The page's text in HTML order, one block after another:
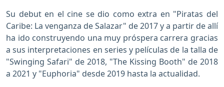
Su debut en el cine se dio como extra en "Piratas del
Caribe: La venganza de Salazar" de 2017 y a partir de allí
ha ido construyendo una muy próspera carrera gracias
a sus interpretaciones en series y películas de la talla de
"Swinging Safari" de 2018, "The Kissing Booth" de 2018
a 2021 y "Euphoria" desde 2019 hasta la actualidad.